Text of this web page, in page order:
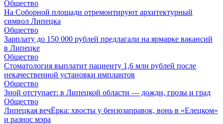
Общество
На Соборной площади отремонтируют архитектурный
символ Липецка
Общество
Зарплату до 150 000 рублей предлагали на ярмарке вакансий
в Липецке
Общество
Стоматология выплатит пациенту 1,6 млн рублей после
некачественной установки имплантов
Общество
Зной отступает: в Липецкой области — дожди, грозы и град
Общество
Липецкая вечЁрка: хвосты у бензозаправок, вонь в «Елецком»
и разнос мэра